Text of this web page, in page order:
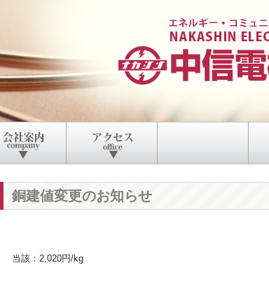
銅建値変更のお知らせ
当該：2,020円/kg